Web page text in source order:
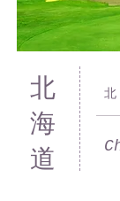
北
海
道